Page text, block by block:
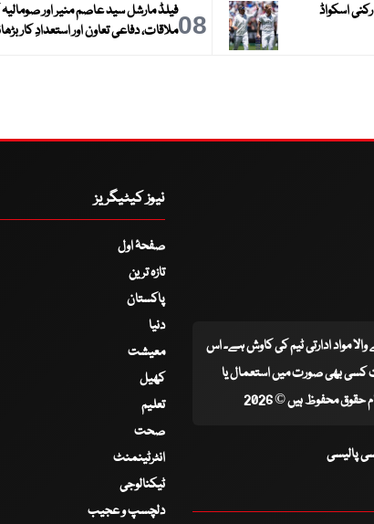
پاکستان کیخلاف ٹیسٹ سیریز ، انگلینڈ کا 16 رکنی اسکواڈ
08فیلڈ مارشل سید عاصم منیر اور
ملاقات، دفاعی تعاون اور استعدادِ کار
والا مواد ادارتی ٹیم کی کاوش ہے۔ اس
کسی بھی صورت میں استعمال یا
محفوظ ہیں © 2026
پالیسی
نیوز کیٹیگریز
صفحۂ اول
تازہ ترین
پاکستان
دنیا
معیشت
کھیل
تعلیم
صحت
انٹرٹینمنٹ
ٹیکنالوجی
دلچسپ و عجیب